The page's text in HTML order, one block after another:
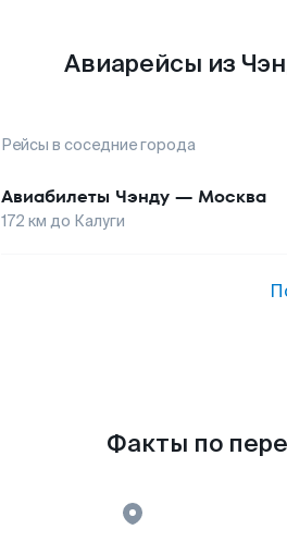
Авиарейсы из
Рейсы в соседние города
Авиабилеты Чэнду — Москва
172 км до Калуги
Факты по